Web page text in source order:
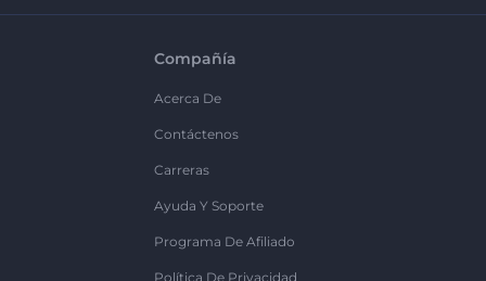
Compañía
Acerca De
Contáctenos
Carreras
Ayuda Y Soporte
Programa De Afiliado
Política De Privacidad